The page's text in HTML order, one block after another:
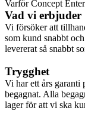
Varför Concept
Vad vi erbjuder
Vi försöker att
som kund snabbt
levererat så snabbt
Trygghet
Vi har ett års garanti
begagnat. Alla
lager för att vi ska